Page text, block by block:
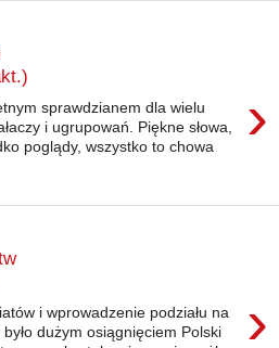
›
sprawdzianem dla wielu
i ugrupowań. Piękne słowa,
poglądy, wszystko to chowa
›
i wprowadzenie podziału na
dużym osiągnięciem Polski